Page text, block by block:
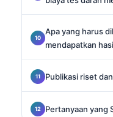
Apa yang harus
mendapatkan
Publikasi riset
Pertanyaan yang